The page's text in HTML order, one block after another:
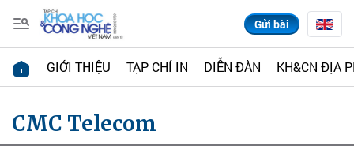
Gửi bài
GIỚI THIỆU TẠP CHÍ IN DIỄN ĐÀN KH&CN ĐỊA
CMC Telecom